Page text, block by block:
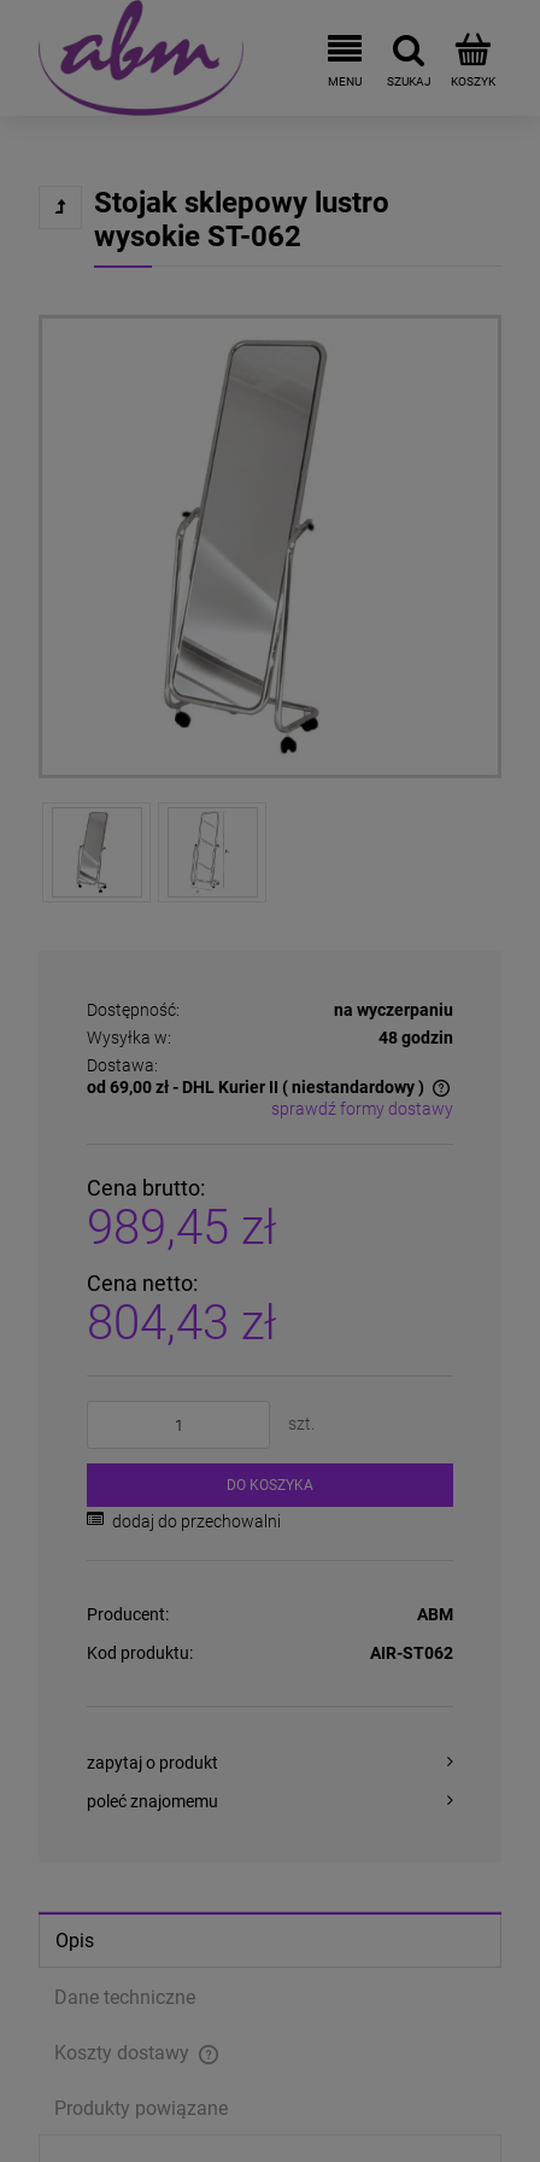
Stojak sklepowy lustro
wysokie ST-062
Dostępność:
na wyczerpaniu
Wysyłka w:
48 godzin
Dostawa:
od 69,00 zł- DHL Kurier II ( niestandardowy )
Cena nie zawiera ewentualnych kosztów płatności
sprawdź formy dostawy
Cena brutto:
989,45 zł
Cena netto:
804,43 zł
szt.
DO KOSZYKA
dodaj do przechowalni
Producent:
ABM
Kod produktu:
AIR-ST062
zapytaj o produkt
poleć znajomemu
Opis
Dane techniczne
Koszty dostawy
Produkty powiązane